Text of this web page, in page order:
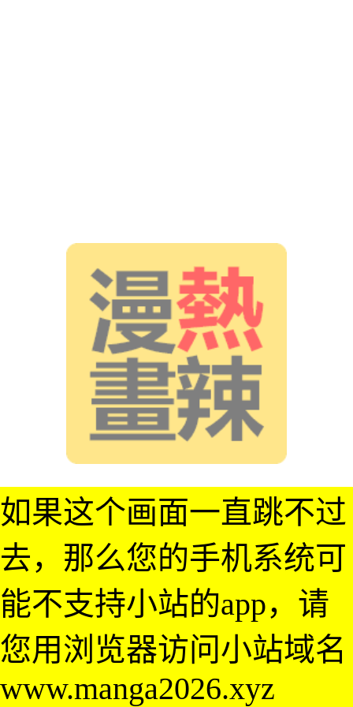
如果这个画面一直跳不过
去，那么您的手机系统可
能不支持小站的app，请
您用浏览器访问小站域名
www.manga2026.xyz